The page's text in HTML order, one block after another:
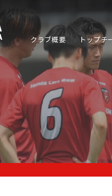
クラブ概要 トップチ
TOP TEAM
トップチーム ジュ